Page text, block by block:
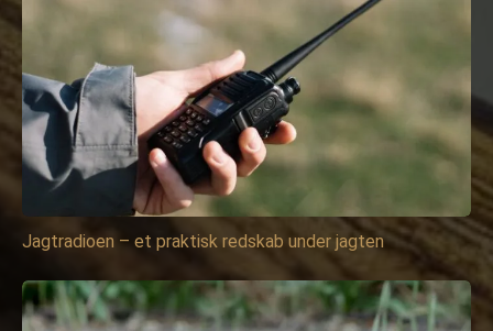
Jagtradioen – et praktisk redskab under jagten